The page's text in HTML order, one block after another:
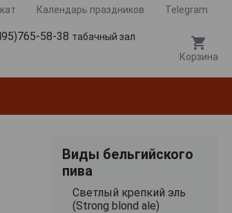
Календарь праздников Telegram
58-38 табачный зал
Корзина
Виды бельгийского
пива
Cветлый крепкий эль
(Strong blond ale)